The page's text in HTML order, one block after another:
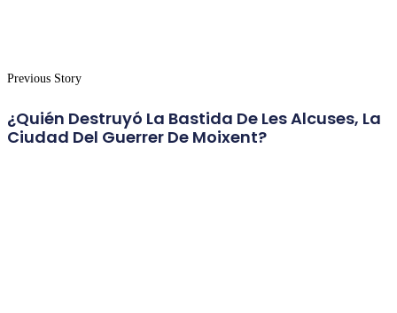
Previous Story
¿Quién Destruyó La Bastida De Les Alcuses, La
Ciudad Del Guerrer De Moixent?